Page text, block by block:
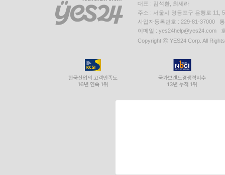
대표 : 김석환, 최세라
주소 : 서울시 영등포구 은행로 11,
사업자등록번호 : 229-81-37000
이메일 : yes24help@yes24.com
Copyright ⓒ YES24 Corp. All